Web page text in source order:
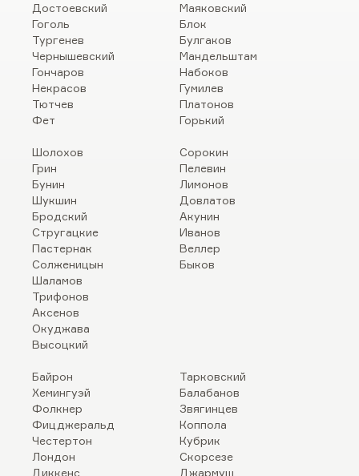
Достоевский
Гоголь
Тургенев
Чернышевский
Гончаров
Некрасов
Тютчев
Фет
Маяковский
Блок
Булгаков
Мандельштам
Набоков
Гумилев
Платонов
Горький
Шолохов
Грин
Бунин
Шукшин
Бродский
Стругацкие
Пастернак
Солженицын
Шаламов
Трифонов
Аксенов
Окуджава
Высоцкий
Сорокин
Пелевин
Лимонов
Довлатов
Акунин
Иванов
Веллер
Быков
Байрон
Хемингуэй
Фолкнер
Фицджеральд
Честертон
Лондон
Диккенс
Тарковский
Балабанов
Звягинцев
Коппола
Кубрик
Скорсезе
Джармуш